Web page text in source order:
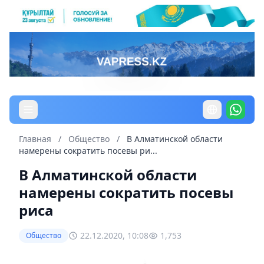
Главная / Общество /
В Алматинской области
намерены сократить посевы ри...
В Алматинской области
намерены сократить посевы
риса
Общество 22.12.2020, 10:08 1,753